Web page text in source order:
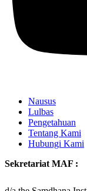
Nausus
Lulbas
Pengetahuan
Tentang Kami
Hubungi Kami
Sekretariat MAF :